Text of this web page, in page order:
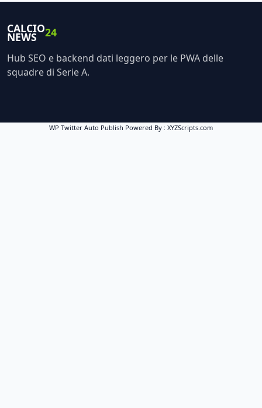
CALCIO
NEWS 24
Hub SEO e backend dati leggero per le PWA delle
squadre di Serie A.
WP Twitter Auto Publish Powered By : XYZScripts.com